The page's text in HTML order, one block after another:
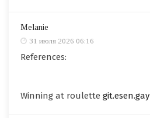
Melanie
31 июля 2026 06:16
References:
Winning at roulette git.esen.gay